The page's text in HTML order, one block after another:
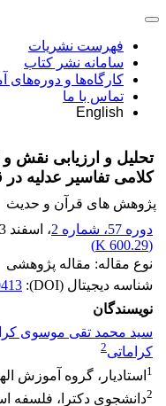
فهرست نشریات
سامانه نشر کتاب
کارگاه‌ها و
تماس با ما
English
تحلیل و ارزیابی نقش
کلامی تفاسیر عدلیه
پژوهش های قرآن و حدیث
دوره 57، شماره 2
، اسفند 1403
(
600.29 K
)
نوع مقاله: مقاله پژوهشی
شناسه دیجیتال (DOI):
نویسندگان
سید محمد تقی موسوی
کراماتی2
1 استادیار، گروه آموزش
2دانشجوی دکترا، فلسفه